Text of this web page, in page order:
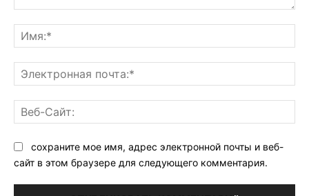
сохраните мое имя, адрес электронной почты и веб-
сайт в этом браузере для следующего комментария.